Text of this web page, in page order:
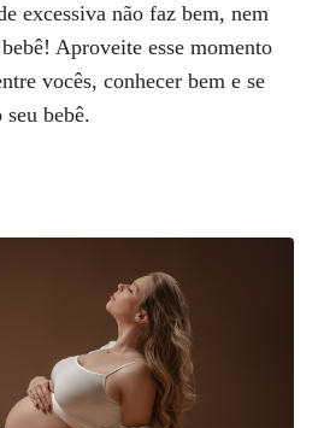
excessiva não faz bem, nem
Aproveite esse momento
vocês, conhecer bem e se
bebê.